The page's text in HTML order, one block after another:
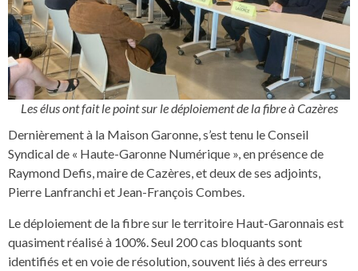
Les élus ont fait le point sur le déploiement de la fibre à Cazères
Dernièrement à la Maison Garonne, s’est tenu le Conseil
Syndical de « Haute-Garonne Numérique », en présence de
Raymond Defis, maire de Cazères, et deux de ses adjoints,
Pierre Lanfranchi et Jean-François Combes.
Le déploiement de la fibre sur le territoire Haut-Garonnais est
quasiment réalisé à 100%. Seul 200 cas bloquants sont
identifiés et en voie de résolution, souvent liés à des erreurs